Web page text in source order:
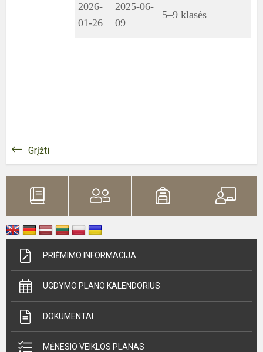
2026-
01-26
2025-06-
09
5–9 klasės
Grįžti
PRIĖMIMO INFORMACIJA
UGDYMO PLANO KALENDORIUS
DOKUMENTAI
MĖNESIO VEIKLOS PLANAS